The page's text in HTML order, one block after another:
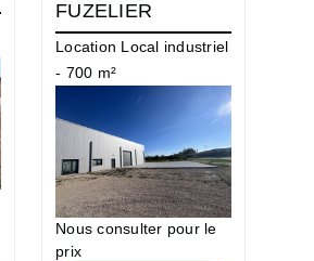
FUZELIER
Location Local industriel
- 700 m²
Nous consulter pour le
prix